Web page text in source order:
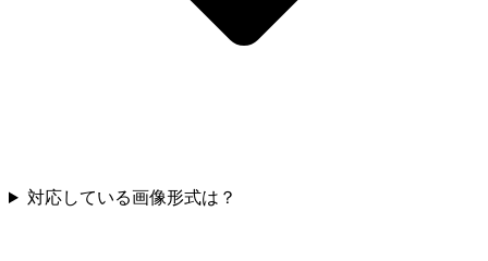
対応している画像形式は？